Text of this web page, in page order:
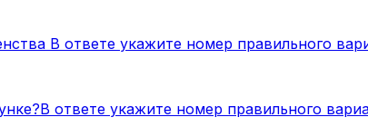
В ответе укажите номер правильного
ответе укажите номер правильного